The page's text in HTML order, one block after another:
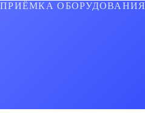
ПРИЁМКА ОБОРУДОВАНИЯ